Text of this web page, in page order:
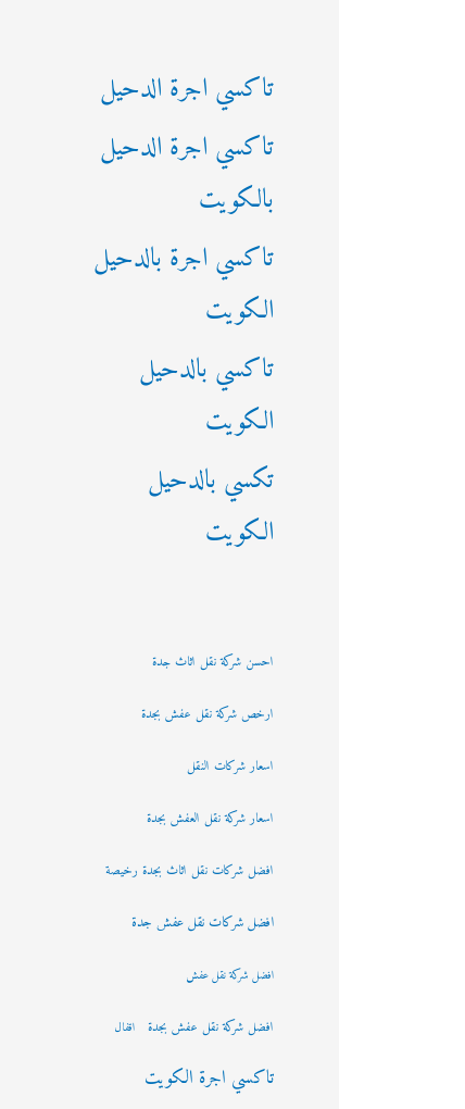
:تاكسي اجرة الدحيل
تاكسي اجرة الدحيل
بالكويت
تاكسي اجرة بالدحيل
الكويت
تاكسي بالدحيل
الكويت
تكسي بالدحيل
الكويت
احسن شركة نقل اثاث جدة
ارخص شركة نقل عفش بجدة
اسعار شركات النقل
اسعار شركة نقل العفش بجدة
افضل شركات نقل اثاث بجدة رخيصة
افضل شركات نقل عفش جدة
افضل شركة نقل عفش
افضل شركة نقل عفش بجدة اقفال
تاكسي اجرة الكويت